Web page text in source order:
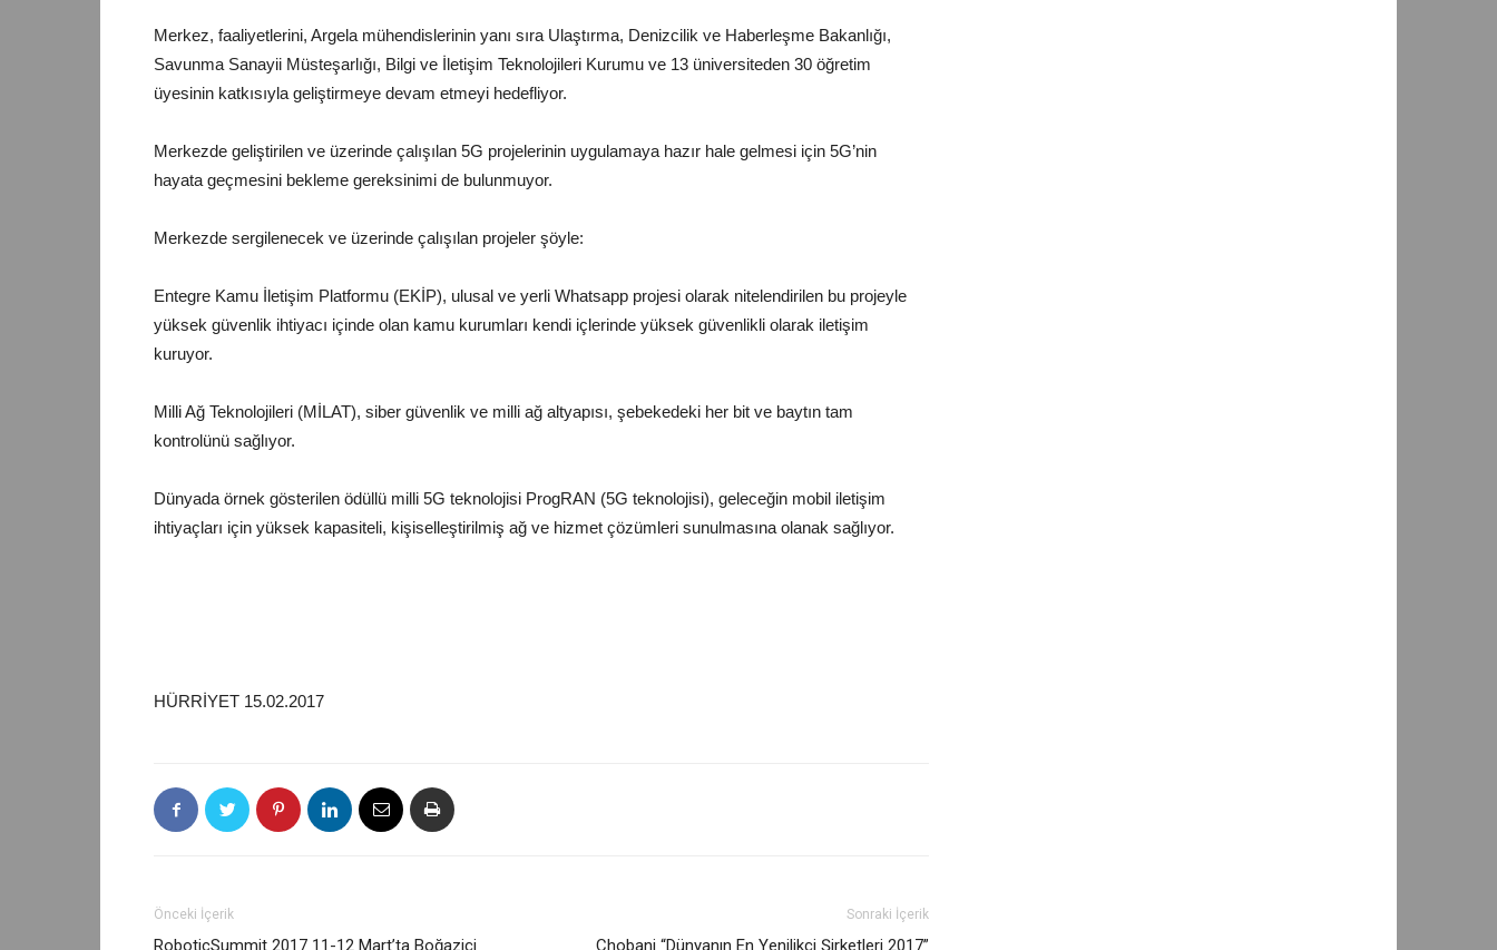
Merkez, faaliyetlerini, Argela mühendislerinin yanı sıra Ulaştırma, Denizcilik ve Haberleşme Bakanlığı,
Savunma Sanayii Müsteşarlığı, Bilgi ve İletişim Teknolojileri Kurumu ve 13 üniversiteden 30 öğretim
üyesinin katkısıyla geliştirmeye devam etmeyi hedefliyor.
Merkezde geliştirilen ve üzerinde çalışılan 5G projelerinin uygulamaya hazır hale gelmesi için 5G’nin
hayata geçmesini bekleme gereksinimi de bulunmuyor.
Merkezde sergilenecek ve üzerinde çalışılan projeler şöyle:
Entegre Kamu İletişim Platformu (EKİP), ulusal ve yerli Whatsapp projesi olarak nitelendirilen bu projeyle
yüksek güvenlik ihtiyacı içinde olan kamu kurumları kendi içlerinde yüksek güvenlikli olarak iletişim
kuruyor.
Milli Ağ Teknolojileri (MİLAT), siber güvenlik ve milli ağ altyapısı, şebekedeki her bit ve baytın tam
kontrolünü sağlıyor.
Dünyada örnek gösterilen ödüllü milli 5G teknolojisi ProgRAN (5G teknolojisi), geleceğin mobil iletişim
ihtiyaçları için yüksek kapasiteli, kişiselleştirilmiş ağ ve hizmet çözümleri sunulmasına olanak sağlıyor.
HÜRRİYET 15.02.2017
Önceki İçerik
RoboticSummit 2017 11-12 Mart’ta Boğaziçi
Sonraki İçerik
Chobani “Dünyanın En Yenilikçi Şirketleri 2017”